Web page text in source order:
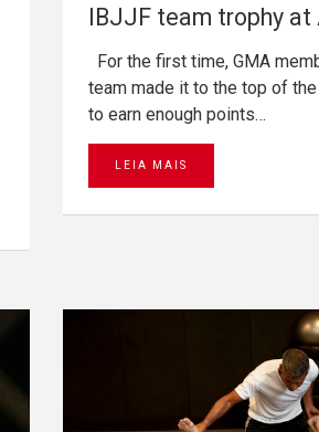
IBJJF team trophy at
For the first time, GMA
team made it to the top of
to earn enough points…
LEIA MAIS